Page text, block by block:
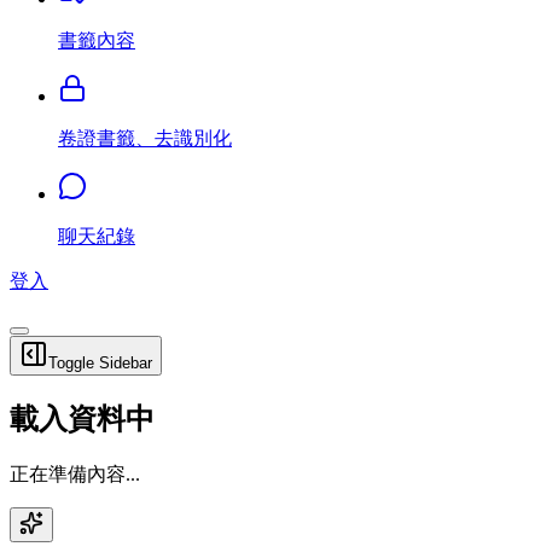
書籤內容
卷證書籤、去識別化
聊天紀錄
登入
Toggle Sidebar
載入資料中
正在準備內容...